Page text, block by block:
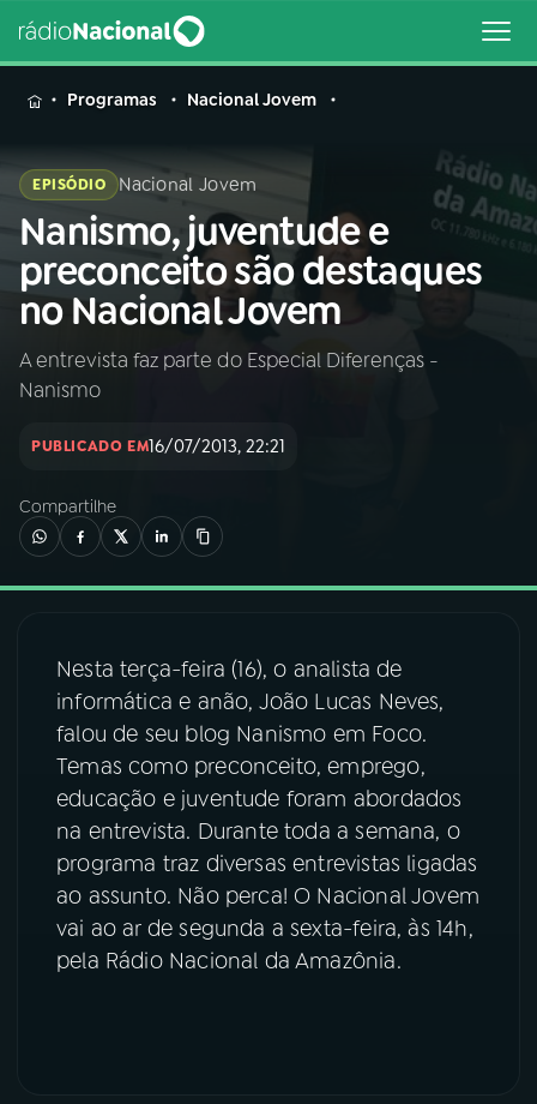
MENU
Buscar
na
Rádio
Nacional
Buscar
AO VIVO
INÍCIO
02A RÁDIO
03PROGRAMAÇÃO
04 PROGRAMAS
06VIDEOCASTS
Programas Nacional Jovem
EPISÓDIO Nacional Jovem
Nanismo, juventude e
preconceito são destaques
no Nacional Jovem
A entrevista faz parte do Especial Diferenças -
Nanismo
PUBLICADO EM16/07/2013, 22:21
Compartilhe
Nesta terça-feira (16), o analista de
informática e anão, João Lucas Neves,
falou de seu blog Nanismo em Foco.
Temas como preconceito, emprego,
educação e juventude foram abordados
na entrevista. Durante toda a semana, o
programa traz diversas entrevistas ligadas
ao assunto. Não perca! O Nacional Jovem
vai ao ar de segunda a sexta-feira, às 14h,
pela Rádio Nacional da Amazônia.